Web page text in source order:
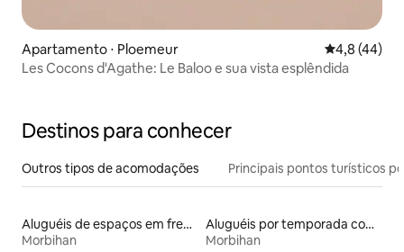
Apartamento ⋅ Ploemeur 4,8 de uma
4,8 (44)
Les Cocons d'Agathe: Le Baloo e sua vista esplêndida
Destinos para conhecer
Outros tipos de acomodações Principais pontos turísticos
Aluguéis de espaços em frente à praia
Morbihan
Aluguéis por temporada com sauna
Morbihan